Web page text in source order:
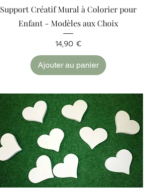
Aperçu rapide
Support Créatif Mural à Colorier pour
Enfant - Modèles aux Choix
Prix
14,90 €
Ajouter au panier